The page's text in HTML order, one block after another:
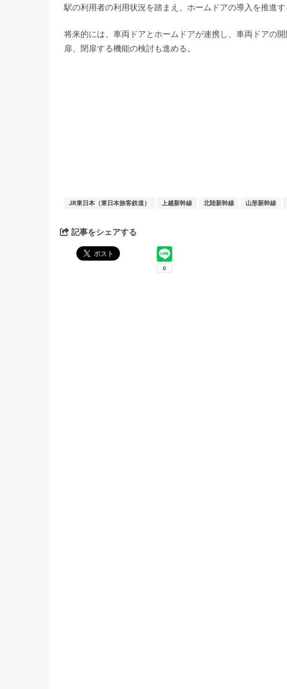
駅の利用者の利用状況を踏まえ、ホームドアの導入を推進す
将来的には、車両ドアとホームドアが連携し、車両ドアの
扉、閉扉する機能の検討も進める。
JR東日本（東日本旅客鉄道） 上越新幹線 北陸新幹線 山形新幹線
記事をシェアする